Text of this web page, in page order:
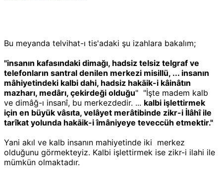
Bu meyanda telvihat-ı tis'adaki şu izahlara bakalım;
"insanın kafasındaki dimağı, hadsiz telsiz telgraf ve
telefonların santral denilen merkezi misillü, ... insanın
mâhiyetindeki kalbi dahi, hadsiz hakāik-i kâinâtın
mazharı, medârı, çekirdeği olduğu" "İşte madem kalb
ve dimâğ-ı insanî, bu merkezdedir. ... kalbi işlettirmek
için en büyük vâsıta, velâyet merâtibinde zikr-i İlâhî ile
tarîkat yolunda hakāik-i îmâniyeye teveccüh etmektir."
Yani akıl ve kalb insanın mahiyetinde iki merkez
olduğunu görmekteyiz. Kalbi işlettirmek ise zikr-i ilahi ile
mümkün olmaktadır.